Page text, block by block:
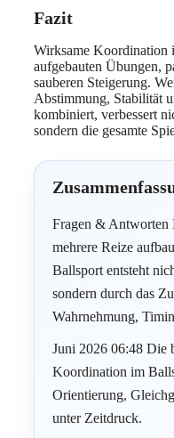
Fazit
Wirksame Koordination
aufgebauten Übungen,
sauberen Steigerung.
Abstimmung, Stabilität
kombiniert, verbessert
sondern die gesamte
Fragen & Antworten
mehrere Reize
Ballsport entsteht
sondern durch das
Wahrnehmung,
Juni 2026 06:48 Die
Koordination im
Orientierung,
unter Zeitdruck.